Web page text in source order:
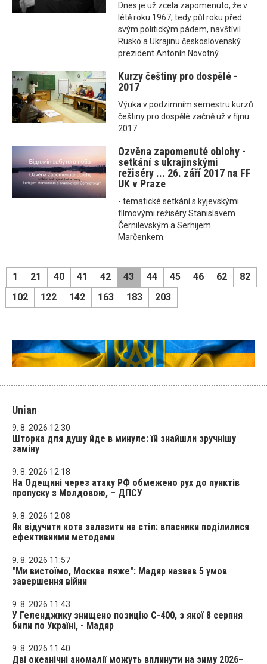
Dnes je už zcela zapomenuto, že v
létě roku 1967, tedy půl roku před
svým politickým pádem, navštívil
Rusko a Ukrajinu československý
prezident Antonín Novotný.
Kurzy češtiny pro dospělé -
2017
Výuka v podzimním semestru kurzů
češtiny pro dospělé začně už v říjnu
2017.
Ozvěna zapomenuté oblohy -
setkání s ukrajinskými
režiséry ... 26. září 2017 na FF
UK v Praze
- tematické setkání s kyjevskými
filmovými režiséry Stanislavem
Černilevským a Serhijem
Marčenkem.
1 21 40 41 42 43 44 45 46 62
82
102
122 142 163 183 203
Unian
9. 8. 2026 12:30
Шторка для душу йде в минуле: їй знайшли зручнішу
заміну
9. 8. 2026 12:18
На Одещині через атаку РФ обмежено рух до пунктів
пропуску з Молдовою, – ДПСУ
9. 8. 2026 12:08
Як відучити кота залазити на стіл: власники поділилися
ефективними методами
9. 8. 2026 11:57
"Ми вистоїмо, Москва ляже": Мадяр назвав 5 умов
завершення війни
9. 8. 2026 11:43
У Геленджику знищено позицію С-400, з якої 8 серпня
били по Україні, - Мадяр
9. 8. 2026 11:40
Дві океанічні аномалії можуть вплинути на зиму 2026–